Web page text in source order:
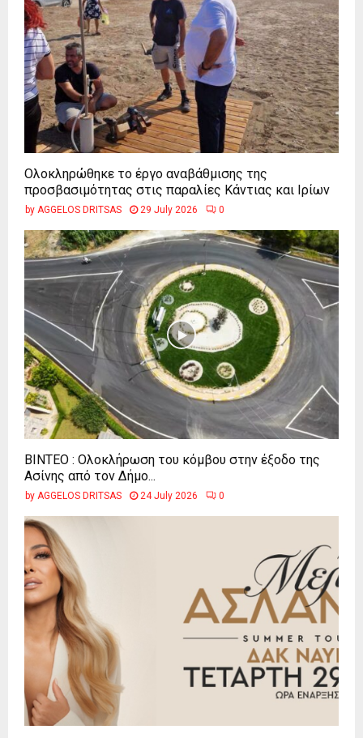
Ολοκληρώθηκε το έργο αναβάθμισης της
προσβασιμότητας στις παραλίες Κάντιας και Ιρίων
by AGGELOS DRITSAS 29 July 2026 0
ΒΙΝΤΕΟ : Ολοκλήρωση του κόμβου στην έξοδο της
Ασίνης από τον Δήμο...
by AGGELOS DRITSAS 24 July 2026 0